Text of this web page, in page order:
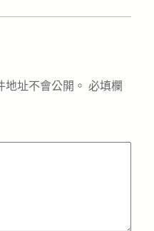
址不會公開。 必填欄